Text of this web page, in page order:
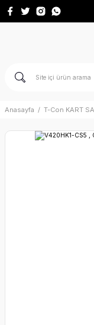
Anasayfa T-Con KART